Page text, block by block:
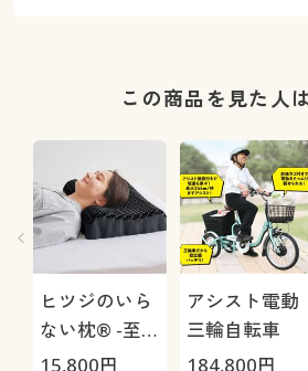
この商品を見た人
ヒツジのいら
ない枕® -至
極-
15,800円
アシスト電動
三輪自転車
184,800円